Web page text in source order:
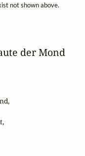
not shown above.
der Mond